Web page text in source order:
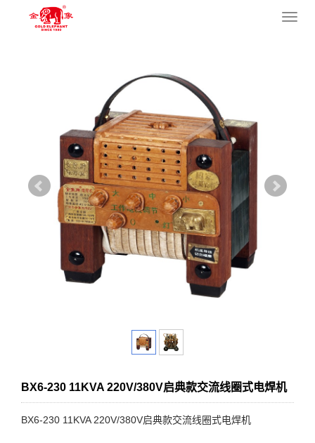
导
您的位置：网站首页 交流焊机
BX6-230 11KVA 220V/380V启典款交流线圈式电焊机
BX6-230 11KVA 220V/380V启典款交流线圈式电焊机